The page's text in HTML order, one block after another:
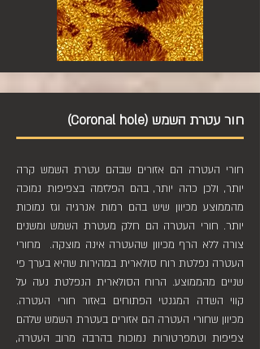
חור עטרת השמש (Coronal hole)
חורי העטרה הם אזורים שבהם עטרת השמש קרה
יותר, ולכן כהה יותר, בהם הפלזמה בצפיפות נמוכה
מהממוצע מכיוון שיש בהם רמות אנרגיה וגז נמוכות
יותר. חורי העטרה הם חלק מעטרת השמש ומשנים
צורה ללא הרף מכיוון שהעטרה אינה מוצקה. מחורי
העטרה נפלטת רוח סולארית במהירות שהיא בערך פי
שניים מהממוצע. הרוח הסולארית הנפלטת נעה על
קווי השדה המגנטי הפתוחים באזור חורי העטרה.
מכיוון שחורי העטרה הם אזורים בעטרת השמש שלהם
צפיפות וטמפרטורות נמוכות בהרבה מרוב העטרה,